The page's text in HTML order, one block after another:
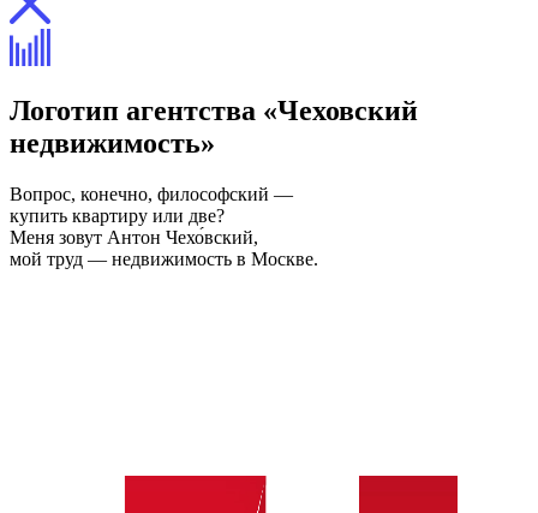
Логотип агентства «Чеховский
недвижимость»
Вопрос, конечно, философский —
купить квартиру или две?
Меня зовут Антон Чехо́вский,
мой труд — недвижимость в Москве.